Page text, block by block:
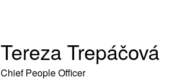
Tereza Trepáčová
Chief People Officer